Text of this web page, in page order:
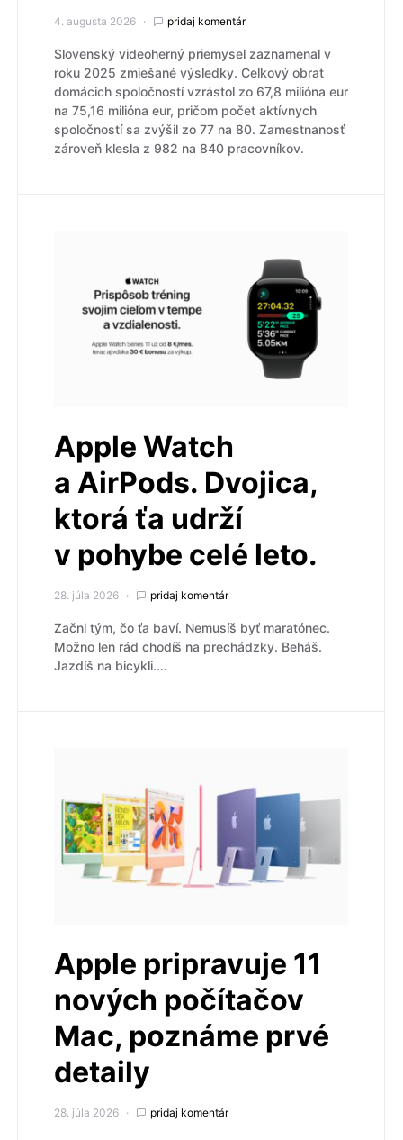
4. augusta 2026 pridaj komentár
Slovenský videoherný priemysel zaznamenal v
roku 2025 zmiešané výsledky. Celkový obrat
domácich spoločností vzrástol zo 67,8 milióna eur
na 75,16 milióna eur, pričom počet aktívnych
spoločností sa zvýšil zo 77 na 80. Zamestnanosť
zároveň klesla z 982 na 840 pracovníkov.
Apple Watch
a AirPods. Dvojica,
ktorá ťa udrží
v pohybe celé leto.
28. júla 2026 pridaj komentár
Začni tým, čo ťa baví. Nemusíš byť maratónec.
Možno len rád chodíš na prechádzky. Beháš.
Jazdíš na bicykli.…
Apple pripravuje 11
nových počítačov
Mac, poznáme prvé
detaily
28. júla 2026 pridaj komentár